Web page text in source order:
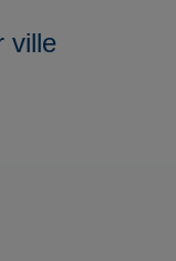
ville